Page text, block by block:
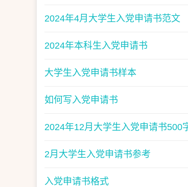
2024年4月大学生入党申请书范文
2024年本科生入党申请书
大学生入党申请书样本
如何写入党申请书
2024年12月大学生入党申请书500
2月大学生入党申请书参考
入党申请书格式